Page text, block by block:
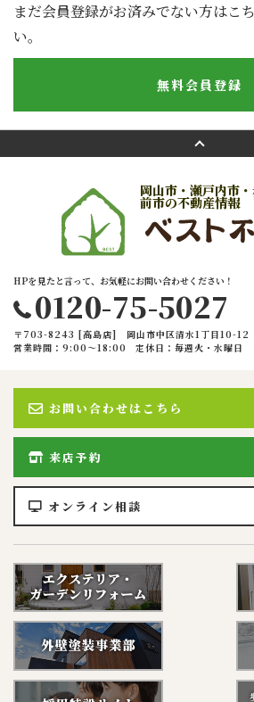
まだ会員登録がお済みでない方はこ
い。
無料会員登録
岡山市・瀬戸内市
前市の不動産情報
HPを見たと言って、お気軽にお問い合わせください！
0120-75-5027
〒703-8243 [高島店] 岡山市中区清水1丁目10-12
営業時間：9:00〜18:00
定休日：毎週火・水曜日
お問い合わせはこちら
来店予約
オンライン相談